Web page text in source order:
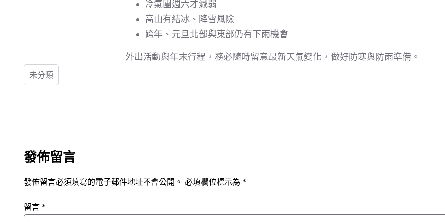
冷氣團週六才減弱
高山有結冰、降雪風險
跨年、元旦北部與東部仍有下雨機會
外出活動與年末行程，務必隨時留意最新天氣變化，做好防寒與防雨準備。
未分類
發佈留言
發佈留言必須填寫的電子郵件地址不會公開。 必填欄位標示為 *
留言 *